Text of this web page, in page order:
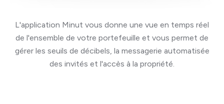
L'application Minut vous donne une vue en temps réel
de l'ensemble de votre portefeuille et vous permet de
gérer les seuils de décibels, la messagerie automatisée
des invités et l'accès à la propriété.